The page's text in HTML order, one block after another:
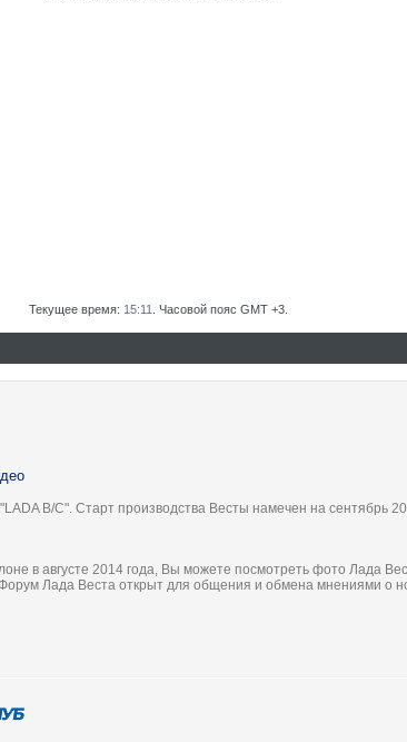
Текущее время: 15:11 . Часовой пояс GMT +3.
B/C". Старт производства Весты намечен на сентябрь
в августе 2014 года, Вы можете посмотреть фото Лада
Форум Лада Веста открыт для общения и обмена мнениями о